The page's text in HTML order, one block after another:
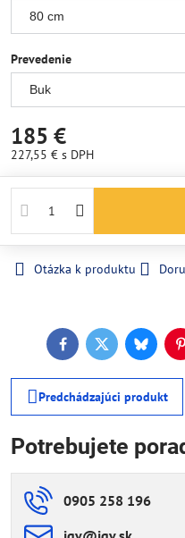
Prevedenie
185 €
227,55 € s DPH
Otázka k produktu
FacebookTwitterBluesky
Predchádzajúci produkt
Potrebujete
0905 258 196